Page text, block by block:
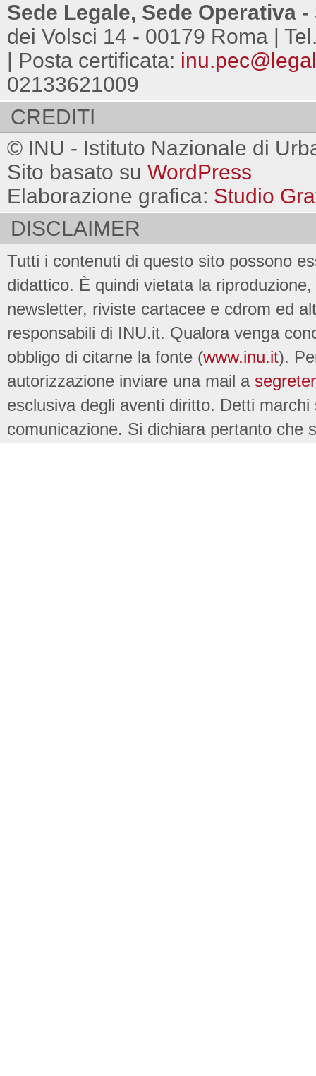
Sede Legale, Sede Operativa
dei Volsci 14 - 00179 Roma |
| Posta certificata:
02133621009
CREDITI
© INU - Istituto Nazionale di
Sito basato su WordPress
Elaborazione grafica: Studio
DISCLAIMER
Tutti i contenuti di questo sito possono
didattico. È quindi vietata la
newsletter, riviste cartacee e cdrom ed
responsabili di INU.it. Qualora venga
obbligo di citarne la fonte (www.inu.it).
autorizzazione inviare una mail a
esclusiva degli aventi diritto. Detti
comunicazione. Si dichiara pertanto che